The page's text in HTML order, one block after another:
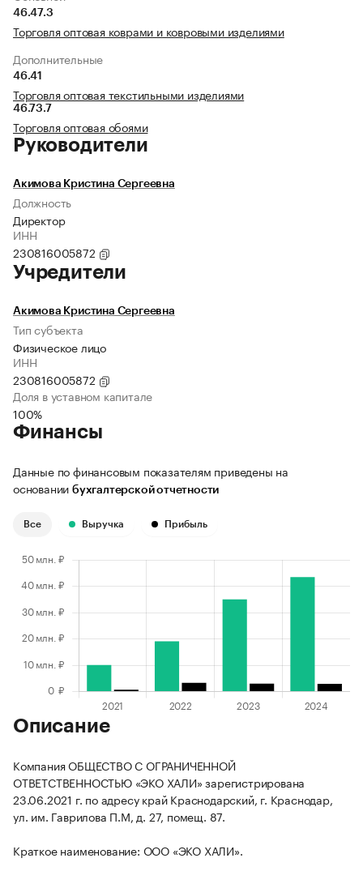
46.47.3
Торговля оптовая коврами и ковровыми изделиями
Дополнительные
46.41
Торговля оптовая текстильными изделиями
46.73.7
Торговля оптовая обоями
Руководители
Акимова Кристина Сергеевна
Должность
Директор
ИНН
230816005872
Учредители
Акимова Кристина Сергеевна
Тип субъекта
Физическое лицо
ИНН
230816005872
Доля в уставном капитале
100%
Финансы
Данные по финансовым показателям приведены на
основании бухгалтерской отчетности
Все Выручка Прибыль
Описание
Компания ОБЩЕСТВО С ОГРАНИЧЕННОЙ
ОТВЕТСТВЕННОСТЬЮ «ЭКО ХАЛИ» зарегистрирована
23.06.2021 г. по адресу край Краснодарский, г. Краснодар,
ул. им. Гаврилова П.М, д. 27, помещ. 87.
Краткое наименование: ООО «ЭКО ХАЛИ».